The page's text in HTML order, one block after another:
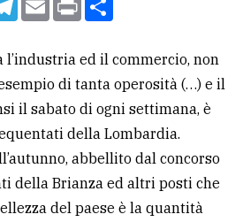
l’industria ed il commercio, non
di tanta operosità (…) e il
il sabato di ogni settimana, è
della Lombardia.
abbellito dal concorso
della Brianza ed altri posti che
del paese è la quantità